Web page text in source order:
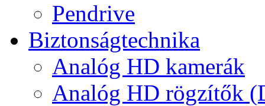
Pendrive
Biztonságtechnika
Analóg HD kamerák
Analóg HD rögzítők